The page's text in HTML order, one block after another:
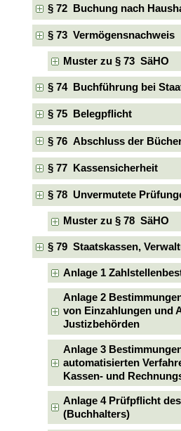
§ 72 Buchung nach
§ 73 Vermögensnachweis
Muster zu § 73 SäHO
§ 74 Buchführung bei
§ 75 Belegpflicht
§ 76 Abschluss der
§ 77 Kassensicherheit
§ 78 Unvermutete
Muster zu § 78 SäHO
§ 79 Staatskassen,
Anlage 1
Anlage 2
von Einzahlungen und
Justizbehörden
Anlage 3
automatisierten
Kassen- und
Anlage 4 Prüfpflicht
(Buchhalters)